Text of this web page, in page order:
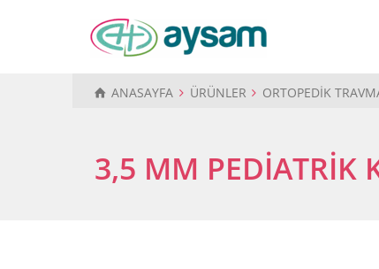
ANASAYFA ÜRÜNLER ORTOPEDİK
3,5 MM PEDİATRİK